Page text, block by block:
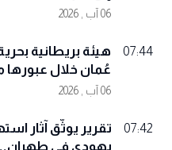
06 آب , 2026
07:44
هيئة بريطانية
عُمان خلال
06 آب , 2026
07:42
تقرير يوثّق آثار
يهودي في طهران..